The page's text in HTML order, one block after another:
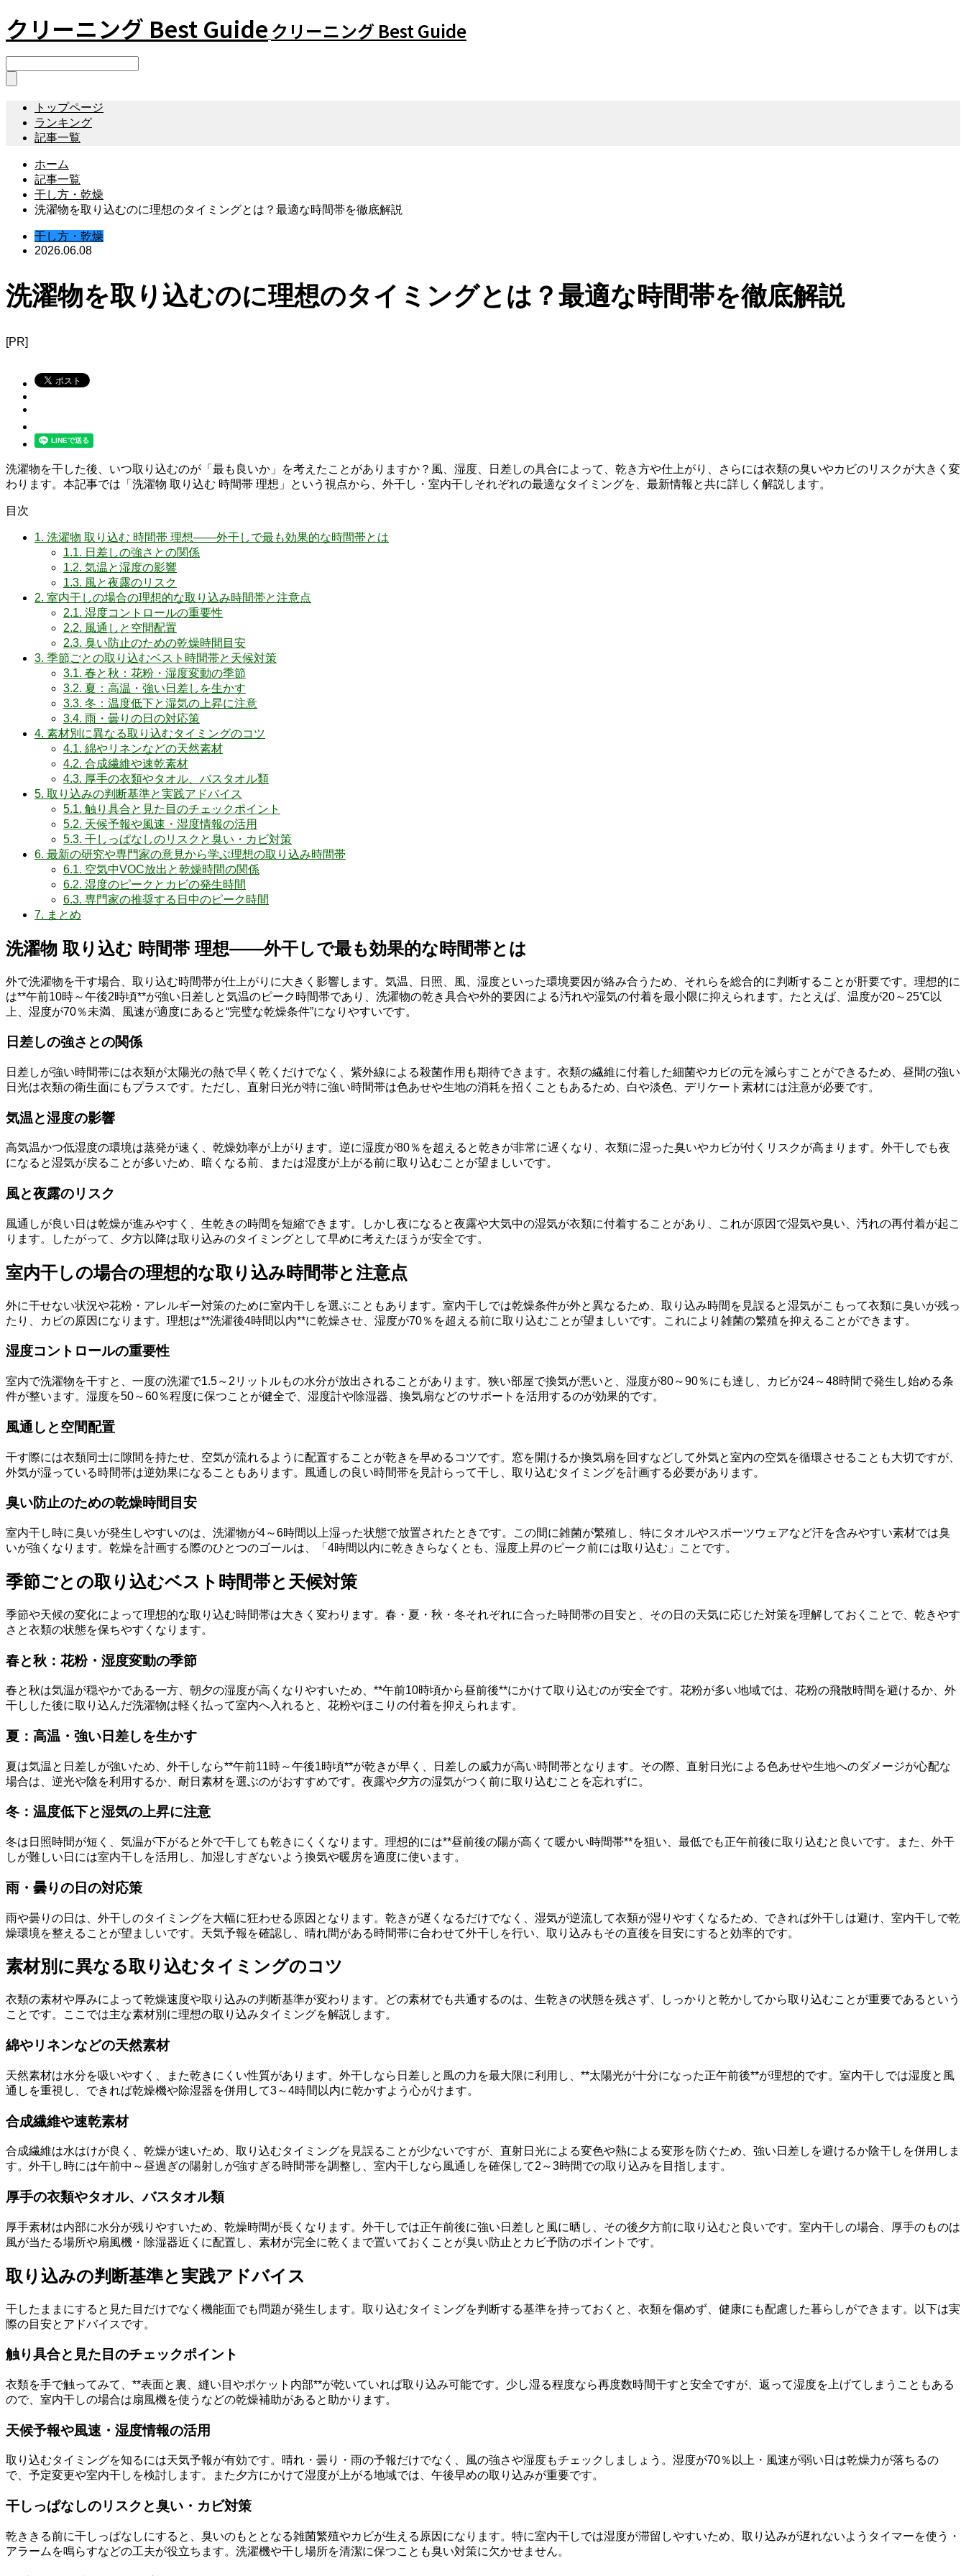
クリーニング Best Guide クリーニング Best Guide
トップページ
ランキング
記事一覧
ホーム
記事一覧
干し方・乾燥
洗濯物を取り込むのに理想のタイミングとは？最適な時間帯を徹底解説
干し方・乾燥
2026.06.08
洗濯物を取り込むのに理想のタイミングとは？最適な時間帯を徹底解説
[PR]
洗濯物を干した後、いつ取り込むのが「最も良いか」を考えたことがありますか？風、湿度、日差しの具合によって、乾き方や仕上がり、さらには衣類の臭いやカビのリスクが大きく変
わります。本記事では「洗濯物 取り込む 時間帯 理想」という視点から、外干し・室内干しそれぞれの最適なタイミングを、最新情報と共に詳しく解説します。
目次
1. 洗濯物 取り込む 時間帯 理想――外干しで最も効果的な時間帯とは
1.1. 日差しの強さとの関係
1.2. 気温と湿度の影響
1.3. 風と夜露のリスク
2. 室内干しの場合の理想的な取り込み時間帯と注意点
2.1. 湿度コントロールの重要性
2.2. 風通しと空間配置
2.3. 臭い防止のための乾燥時間目安
3. 季節ごとの取り込むベスト時間帯と天候対策
3.1. 春と秋：花粉・湿度変動の季節
3.2. 夏：高温・強い日差しを生かす
3.3. 冬：温度低下と湿気の上昇に注意
3.4. 雨・曇りの日の対応策
4. 素材別に異なる取り込むタイミングのコツ
4.1. 綿やリネンなどの天然素材
4.2. 合成繊維や速乾素材
4.3. 厚手の衣類やタオル、バスタオル類
5. 取り込みの判断基準と実践アドバイス
5.1. 触り具合と見た目のチェックポイント
5.2. 天候予報や風速・湿度情報の活用
5.3. 干しっぱなしのリスクと臭い・カビ対策
6. 最新の研究や専門家の意見から学ぶ理想の取り込み時間帯
6.1. 空気中VOC放出と乾燥時間の関係
6.2. 湿度のピークとカビの発生時間
6.3. 専門家の推奨する日中のピーク時間
7. まとめ
洗濯物 取り込む 時間帯 理想――外干しで最も効果的な時間帯とは
外で洗濯物を干す場合、取り込む時間帯が仕上がりに大きく影響します。気温、日照、風、湿度といった環境要因が絡み合うため、それらを総合的に判断することが肝要です。理想的に
は**午前10時～午後2時頃**が強い日差しと気温のピーク時間帯であり、洗濯物の乾き具合や外的要因による汚れや湿気の付着を最小限に抑えられます。たとえば、温度が20～25℃以
上、湿度が70％未満、風速が適度にあると“完璧な乾燥条件”になりやすいです。
日差しの強さとの関係
日差しが強い時間帯には衣類が太陽光の熱で早く乾くだけでなく、紫外線による殺菌作用も期待できます。衣類の繊維に付着した細菌やカビの元を減らすことができるため、昼間の強い
日光は衣類の衛生面にもプラスです。ただし、直射日光が特に強い時間帯は色あせや生地の消耗を招くこともあるため、白や淡色、デリケート素材には注意が必要です。
気温と湿度の影響
高気温かつ低湿度の環境は蒸発が速く、乾燥効率が上がります。逆に湿度が80％を超えると乾きが非常に遅くなり、衣類に湿った臭いやカビが付くリスクが高まります。外干しでも夜
になると湿気が戻ることが多いため、暗くなる前、または湿度が上がる前に取り込むことが望ましいです。
風と夜露のリスク
風通しが良い日は乾燥が進みやすく、生乾きの時間を短縮できます。しかし夜になると夜露や大気中の湿気が衣類に付着することがあり、これが原因で湿気や臭い、汚れの再付着が起こ
ります。したがって、夕方以降は取り込みのタイミングとして早めに考えたほうが安全です。
室内干しの場合の理想的な取り込み時間帯と注意点
外に干せない状況や花粉・アレルギー対策のために室内干しを選ぶこともあります。室内干しでは乾燥条件が外と異なるため、取り込み時間を見誤ると湿気がこもって衣類に臭いが残っ
たり、カビの原因になります。理想は**洗濯後4時間以内**に乾燥させ、湿度が70％を超える前に取り込むことが望ましいです。これにより雑菌の繁殖を抑えることができます。
湿度コントロールの重要性
室内で洗濯物を干すと、一度の洗濯で1.5～2リットルもの水分が放出されることがあります。狭い部屋で換気が悪いと、湿度が80～90％にも達し、カビが24～48時間で発生し始める条
件が整います。湿度を50～60％程度に保つことが健全で、湿度計や除湿器、換気扇などのサポートを活用するのが効果的です。
風通しと空間配置
干す際には衣類同士に隙間を持たせ、空気が流れるように配置することが乾きを早めるコツです。窓を開けるか換気扇を回すなどして外気と室内の空気を循環させることも大切ですが、
外気が湿っている時間帯は逆効果になることもあります。風通しの良い時間帯を見計らって干し、取り込むタイミングを計画する必要があります。
臭い防止のための乾燥時間目安
室内干し時に臭いが発生しやすいのは、洗濯物が4～6時間以上湿った状態で放置されたときです。この間に雑菌が繁殖し、特にタオルやスポーツウェアなど汗を含みやすい素材では臭
いが強くなります。乾燥を計画する際のひとつのゴールは、「4時間以内に乾ききらなくとも、湿度上昇のピーク前には取り込む」ことです。
季節ごとの取り込むベスト時間帯と天候対策
季節や天候の変化によって理想的な取り込む時間帯は大きく変わります。春・夏・秋・冬それぞれに合った時間帯の目安と、その日の天気に応じた対策を理解しておくことで、乾きやす
さと衣類の状態を保ちやすくなります。
春と秋：花粉・湿度変動の季節
春と秋は気温が穏やかである一方、朝夕の湿度が高くなりやすいため、**午前10時頃から昼前後**にかけて取り込むのが安全です。花粉が多い地域では、花粉の飛散時間を避けるか、外
干しした後に取り込んだ洗濯物は軽く払って室内へ入れると、花粉やほこりの付着を抑えられます。
夏：高温・強い日差しを生かす
夏は気温と日差しが強いため、外干しなら**午前11時～午後1時頃**が乾きが早く、日差しの威力が高い時間帯となります。その際、直射日光による色あせや生地へのダメージが心配な
場合は、逆光や陰を利用するか、耐日素材を選ぶのがおすすめです。夜露や夕方の湿気がつく前に取り込むことを忘れずに。
冬：温度低下と湿気の上昇に注意
冬は日照時間が短く、気温が下がると外で干しても乾きにくくなります。理想的には**昼前後の陽が高くて暖かい時間帯**を狙い、最低でも正午前後に取り込むと良いです。また、外干
しが難しい日には室内干しを活用し、加湿しすぎないよう換気や暖房を適度に使います。
雨・曇りの日の対応策
雨や曇りの日は、外干しのタイミングを大幅に狂わせる原因となります。乾きが遅くなるだけでなく、湿気が逆流して衣類が湿りやすくなるため、できれば外干しは避け、室内干しで乾
燥環境を整えることが望ましいです。天気予報を確認し、晴れ間がある時間帯に合わせて外干しを行い、取り込みもその直後を目安にすると効率的です。
素材別に異なる取り込むタイミングのコツ
衣類の素材や厚みによって乾燥速度や取り込みの判断基準が変わります。どの素材でも共通するのは、生乾きの状態を残さず、しっかりと乾かしてから取り込むことが重要であるという
ことです。ここでは主な素材別に理想の取り込みタイミングを解説します。
綿やリネンなどの天然素材
天然素材は水分を吸いやすく、また乾きにくい性質があります。外干しなら日差しと風の力を最大限に利用し、**太陽光が十分になった正午前後**が理想的です。室内干しでは湿度と風
通しを重視し、できれば乾燥機や除湿器を併用して3～4時間以内に乾かすよう心がけます。
合成繊維や速乾素材
合成繊維は水はけが良く、乾燥が速いため、取り込むタイミングを見誤ることが少ないですが、直射日光による変色や熱による変形を防ぐため、強い日差しを避けるか陰干しを併用しま
す。外干し時には午前中～昼過ぎの陽射しが強すぎる時間帯を調整し、室内干しなら風通しを確保して2～3時間での取り込みを目指します。
厚手の衣類やタオル、バスタオル類
厚手素材は内部に水分が残りやすいため、乾燥時間が長くなります。外干しでは正午前後に強い日差しと風に晒し、その後夕方前に取り込むと良いです。室内干しの場合、厚手のものは
風が当たる場所や扇風機・除湿器近くに配置し、素材が完全に乾くまで置いておくことが臭い防止とカビ予防のポイントです。
取り込みの判断基準と実践アドバイス
干したままにすると見た目だけでなく機能面でも問題が発生します。取り込むタイミングを判断する基準を持っておくと、衣類を傷めず、健康にも配慮した暮らしができます。以下は実
際の目安とアドバイスです。
触り具合と見た目のチェックポイント
衣類を手で触ってみて、**表面と裏、縫い目やポケット内部**が乾いていれば取り込み可能です。少し湿る程度なら再度数時間干すと安全ですが、返って湿度を上げてしまうこともある
ので、室内干しの場合は扇風機を使うなどの乾燥補助があると助かります。
天候予報や風速・湿度情報の活用
取り込むタイミングを知るには天気予報が有効です。晴れ・曇り・雨の予報だけでなく、風の強さや湿度もチェックしましょう。湿度が70％以上・風速が弱い日は乾燥力が落ちるの
で、予定変更や室内干しを検討します。また夕方にかけて湿度が上がる地域では、午後早めの取り込みが重要です。
干しっぱなしのリスクと臭い・カビ対策
乾ききる前に干しっぱなしにすると、臭いのもととなる雑菌繁殖やカビが生える原因になります。特に室内干しでは湿度が滞留しやすいため、取り込みが遅れないようタイマーを使う・
アラームを鳴らすなどの工夫が役立ちます。洗濯機や干し場所を清潔に保つことも臭い対策に欠かせません。